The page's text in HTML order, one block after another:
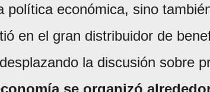
política económica, sino
en el gran distribuidor de
la discusión sobre
se organizó